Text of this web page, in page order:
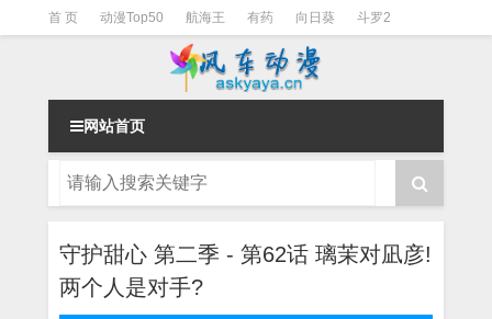
首 页 动漫Top50 航海王 有药 向日葵 斗罗2
一拳超人 柯南 阴阳师
网站首页
守护甜心 第二季 - 第62话 璃茉对凪彦!
两个人是对手?